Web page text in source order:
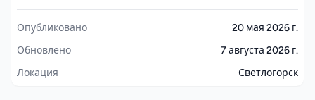
Опубликовано
20 мая 2026 г.
Обновлено
7 августа 2026 г.
Локация
Светлогорск